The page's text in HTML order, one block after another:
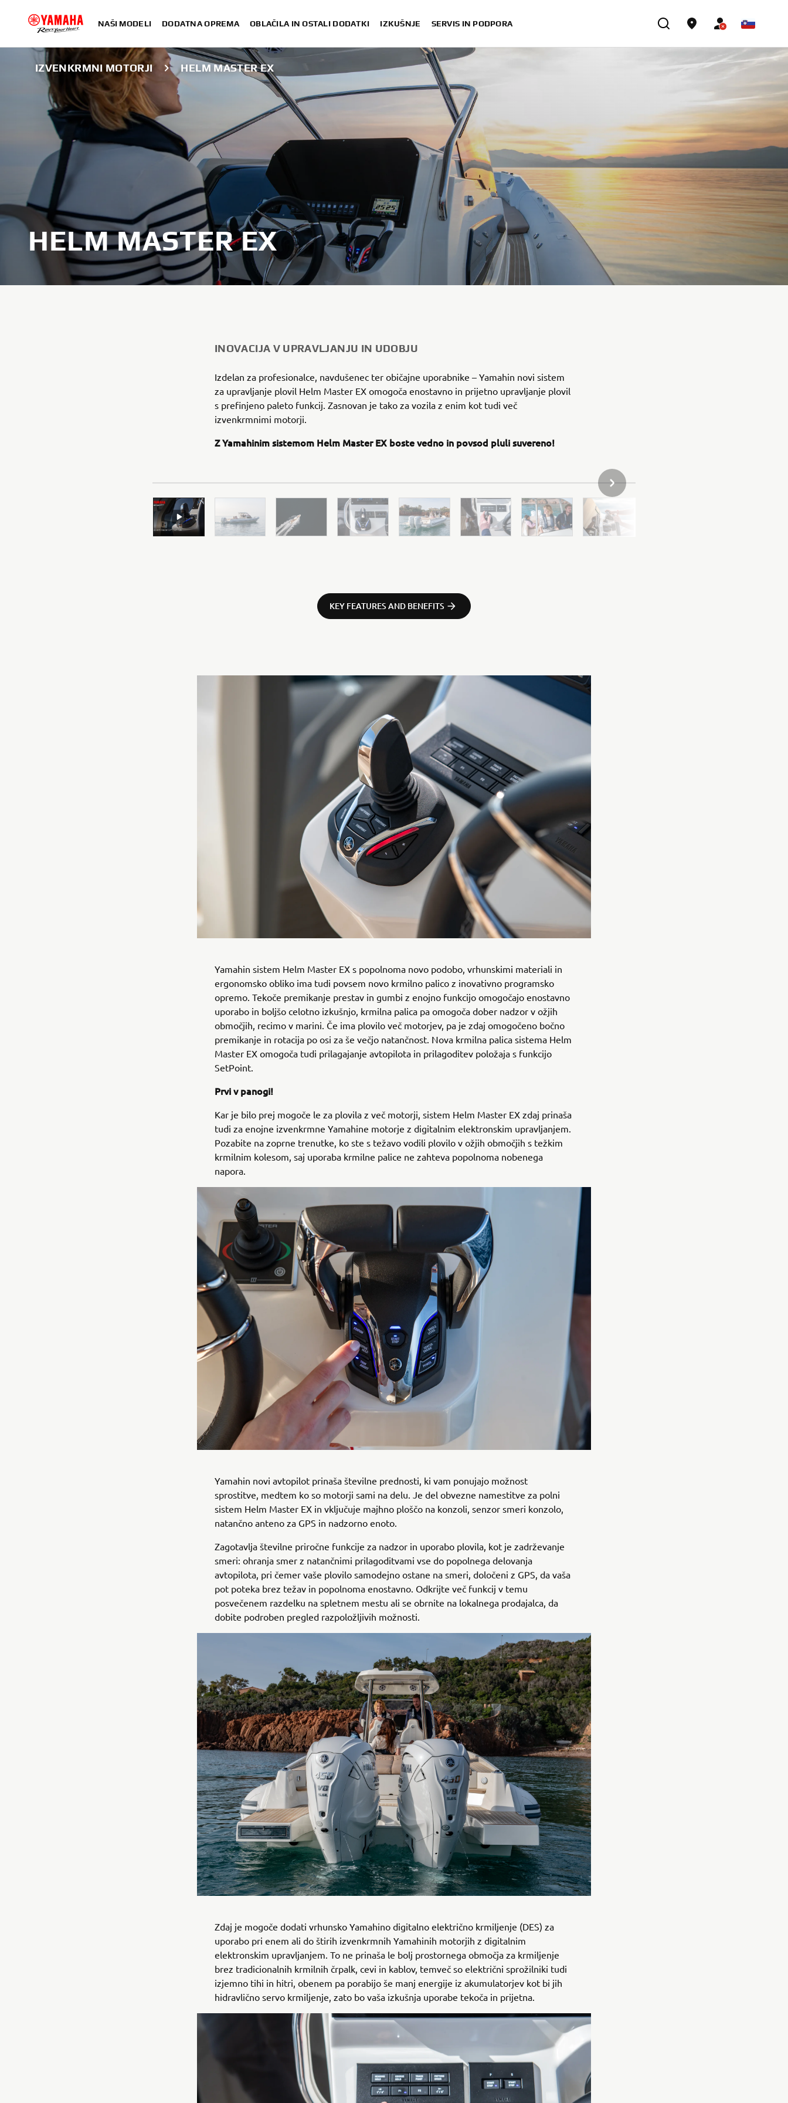
NAŠI MODELI DODATNA OPREMA OBLAČILA IN OSTALI DODATKI IZKUŠNJE SERVIS IN PODPORA
IZVENKRMNI MOTORJI HELM MASTER EX
HELM MASTER EX
INOVACIJA V UPRAVLJANJU IN UDOBJU
Izdelan za profesionalce, navdušenec ter običajne uporabnike – Yamahin novi sistem
za upravljanje plovil Helm Master EX omogoča enostavno in prijetno upravljanje plovil
s prefinjeno paleto funkcij. Zasnovan je tako za vozila z enim kot tudi več
izvenkrmnimi motorji.
Z Yamahinim sistemom Helm Master EX boste vedno in povsod pluli suvereno!
NASLEDNJI ELEMENT GALERIJE
KEY FEATURES AND BENEFITS
Yamahin sistem Helm Master EX s popolnoma novo podobo, vrhunskimi materiali in
ergonomsko obliko ima tudi povsem novo krmilno palico z inovativno programsko
opremo. Tekoče premikanje prestav in gumbi z enojno funkcijo omogočajo enostavno
uporabo in boljšo celotno izkušnjo, krmilna palica pa omogoča dober nadzor v ožjih
območjih, recimo v marini. Če ima plovilo več motorjev, pa je zdaj omogočeno bočno
premikanje in rotacija po osi za še večjo natančnost. Nova krmilna palica sistema Helm
Master EX omogoča tudi prilagajanje avtopilota in prilagoditev položaja s funkcijo
SetPoint.
Prvi v panogi!
Kar je bilo prej mogoče le za plovila z več motorji, sistem Helm Master EX zdaj prinaša
tudi za enojne izvenkrmne Yamahine motorje z digitalnim elektronskim upravljanjem.
Pozabite na zoprne trenutke, ko ste s težavo vodili plovilo v ožjih območjih s težkim
krmilnim kolesom, saj uporaba krmilne palice ne zahteva popolnoma nobenega
napora.
Yamahin novi avtopilot prinaša številne prednosti, ki vam ponujajo možnost
sprostitve, medtem ko so motorji sami na delu. Je del obvezne namestitve za polni
sistem Helm Master EX in vključuje majhno ploščo na konzoli, senzor smeri konzolo,
natančno anteno za GPS in nadzorno enoto.
Zagotavlja številne priročne funkcije za nadzor in uporabo plovila, kot je zadrževanje
smeri: ohranja smer z natančnimi prilagoditvami vse do popolnega delovanja
avtopilota, pri čemer vaše plovilo samodejno ostane na smeri, določeni z GPS, da vaša
pot poteka brez težav in popolnoma enostavno. Odkrijte več funkcij v temu
posvečenem razdelku na spletnem mestu ali se obrnite na lokalnega prodajalca, da
dobite podroben pregled razpoložljivih možnosti.
Zdaj je mogoče dodati vrhunsko Yamahino digitalno električno krmiljenje (DES) za
uporabo pri enem ali do štirih izvenkrmnih Yamahinih motorjih z digitalnim
elektronskim upravljanjem. To ne prinaša le bolj prostornega območja za krmiljenje
brez tradicionalnih krmilnih črpalk, cevi in kablov, temveč so električni sprožilniki tudi
izjemno tihi in hitri, obenem pa porabijo še manj energije iz akumulatorjev kot bi jih
hidravlično servo krmiljenje, zato bo vaša izkušnja uporabe tekoča in prijetna.